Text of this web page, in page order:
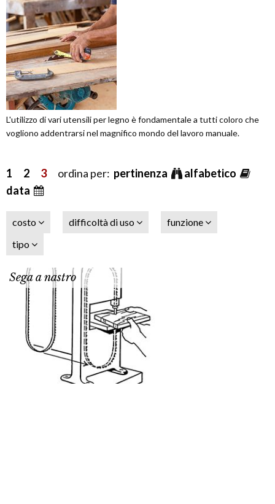
L'utilizzo di vari utensili per legno è fondamentale a tutti coloro che
vogliono addentrarsi nel magnifico mondo del lavoro manuale.
1 2 3ordina per: pertinenza
alfabetico
data
costo difficoltà di uso
funzione
tipo
Sega a nastro